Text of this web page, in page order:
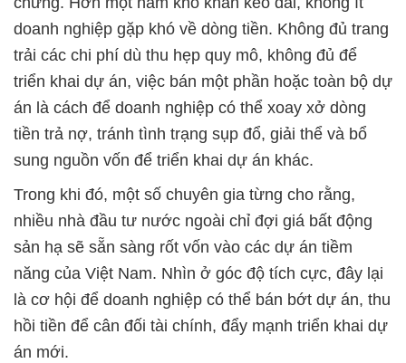
doanh nghiệp gặp khó về dòng tiền. Không đủ trang
trải các chi phí dù thu hẹp quy mô, không đủ để
triển khai dự án, việc bán một phần hoặc toàn bộ dự
án là cách để doanh nghiệp có thể xoay xở dòng
tiền trả nợ, tránh tình trạng sụp đổ, giải thể và bổ
sung nguồn vốn để triển khai dự án khác.
Trong khi đó, một số chuyên gia từng cho rằng,
nhiều nhà đầu tư nước ngoài chỉ đợi giá bất động
sản hạ sẽ sẵn sàng rốt vốn vào các dự án tiềm
năng của Việt Nam. Nhìn ở góc độ tích cực, đây lại
là cơ hội để doanh nghiệp có thể bán bớt dự án, thu
hồi tiền để cân đối tài chính, đẩy mạnh triển khai dự
án mới.